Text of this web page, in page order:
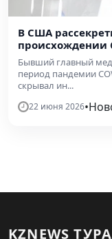
В США
происхождении
Бывший главный
период пандемии
скрывал ин...
22 июня 2026•
KZNEWS